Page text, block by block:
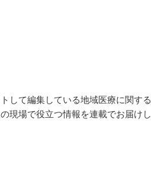
して編集している地域医療に関する
現場で役立つ情報を連載でお届けし